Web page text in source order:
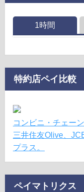
1時間
特約店ペイ比較
コンビニ・チェー
三井住友Olive、
プラス。
ペイマトリクス